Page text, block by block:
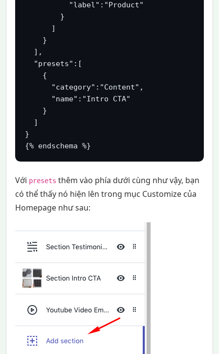
          "label":"Product"
        }
      ]
    }
  ],
  "presets":[
    {
      "category":"Content",
      "name":"Intro CTA"
    }
  ]
}
{% endschema %}
Với presets thêm vào phía dưới cùng như vậy, bạn
có thể thấy nó hiện lên trong mục Customize của
Homepage như sau: